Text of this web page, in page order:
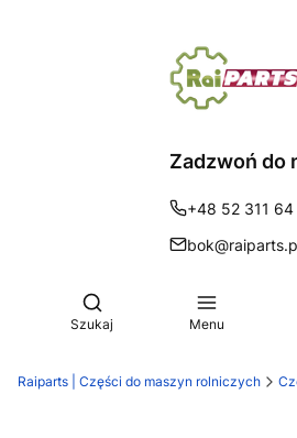
Zadzwoń do
+48 52 311 64
Otwórz wyszukiwarkę
Szukaj Menu
Raiparts | Części do maszyn rolniczych